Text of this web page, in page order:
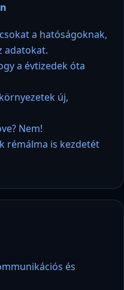
a hatóságoknak,
adatokat.
a évtizedek óta
új,
Nem!
rémálma is kezdetét
és